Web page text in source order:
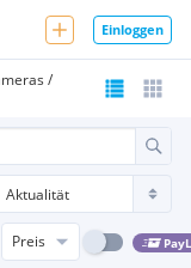
Einloggen
/
Preis